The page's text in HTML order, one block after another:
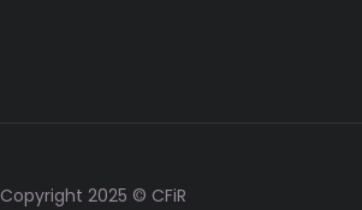
Copyright 2025 © CFiR